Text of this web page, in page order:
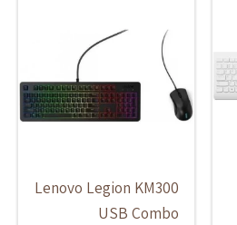
Lenovo Legion KM300
USB Combo